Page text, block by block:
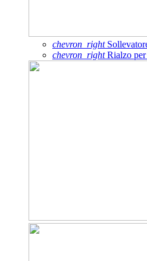
chevron_right
chevron_rightRialzo